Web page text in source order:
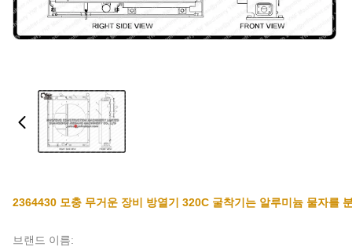
2364430 모충 무거운 장비 방열기 320C 굴착기는 알루미늄 물자를
브랜드 이름: